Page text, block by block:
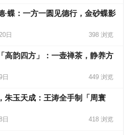
·蝶：一方一圆见德行，金砂蝶影
日 398浏览
高韵四方」：一壶禅茶，静养方
日 449浏览
朱玉天成：王涛全手制「周寰
日 418浏览